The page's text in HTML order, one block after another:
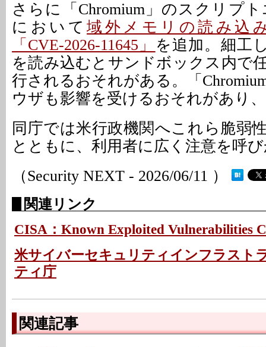
さらに「Chromium」のスクリプ
において域外メモリの読み込
「CVE-2026-11645」
を追加。細工
を読み込むとサンドボックス内で
行されるおそれがある。「
ウザも影響を受けるおそれがあり
同庁では米行政機関へこれら脆弱
とともに、利用者に広く注意を呼
（Security NEXT - 2026/06/11 ）
関連リンク
CISA：Known Exploited Vulnerabilities
米サイバーセキュリティインフラスト
ティ庁
関連記事